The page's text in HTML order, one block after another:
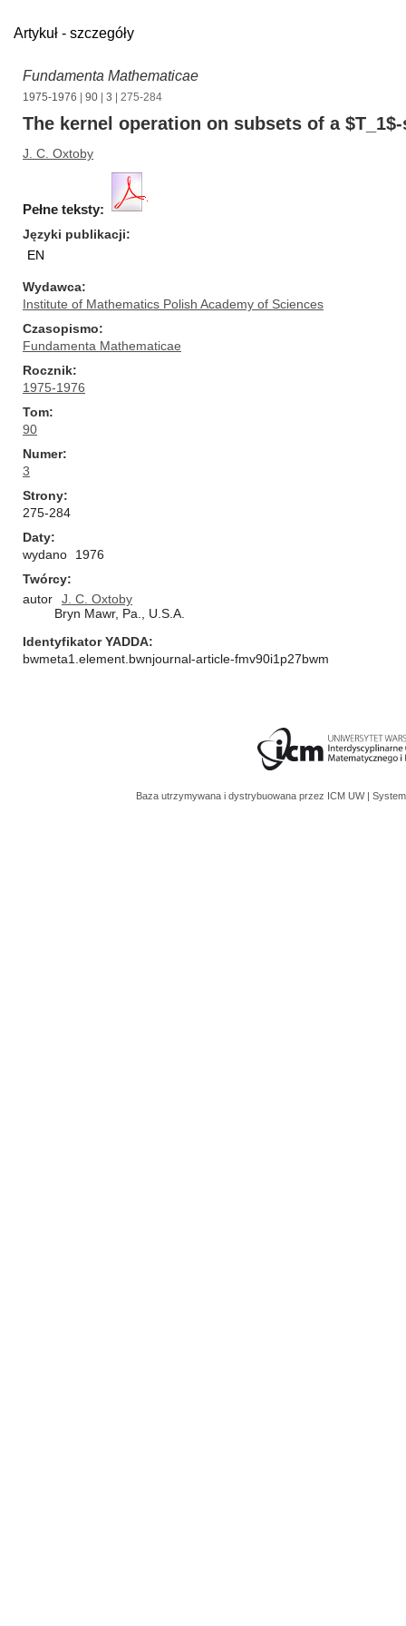
Artykuł - szczegóły
Fundamenta Mathematicae
1975-1976 90 3 | 275-284
The kernel operation on subsets of a
J. C. Oxtoby
Pełne teksty:
Języki publikacji
EN
Wydawca
Institute of Mathematics Polish Academy of Sciences
Czasopismo
Fundamenta Mathematicae
Rocznik
1975-1976
Tom
90
Numer
3
Strony
275-284
Daty
wydano
1976
Twórcy
autor
J. C. Oxtoby
Bryn Mawr, Pa., U.S.A.
Identyfikator YADDA
bwmeta1.element.bwnjournal-article-fmv90i1p27bwm
Baza utrzymywana i dystrybuowana przez ICM UW |